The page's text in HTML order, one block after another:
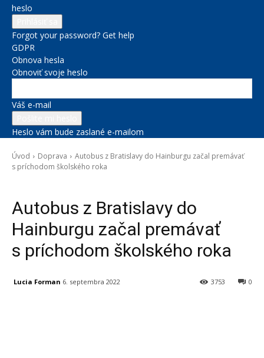
heslo
Forgot your password? Get help
GDPR
Obnova hesla
Obnoviť svoje heslo
Váš e-mail
Heslo vám bude zaslané e-mailom
Úvod Doprava
Autobus z Bratislavy do Hainburgu začal premávať
s príchodom školského roka
Autobus z Bratislavy do
Hainburgu začal premávať
s príchodom školského roka
Lucia Forman 6. septembra 2022 0
3753